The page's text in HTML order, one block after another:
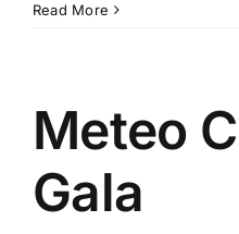
Read More
Meteo
Gala